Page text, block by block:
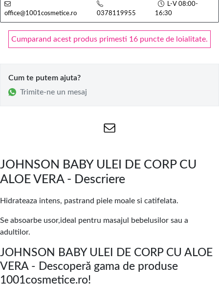
office@1001cosmetice.ro 0378119955
L-V 08:00-
16:30
Cumparand acest produs primesti 16 puncte de loialitate.
Cum te putem ajuta?
Trimite-ne un mesaj
JOHNSON BABY ULEI DE CORP CU
ALOE VERA - Descriere
Hidrateaza intens, pastrand piele moale si catifelata.
Se absoarbe usor,ideal pentru masajul bebelusilor sau a
adultilor.
JOHNSON BABY ULEI DE CORP CU ALOE
VERA - Descoperă gama de produse
1001cosmetice.ro!